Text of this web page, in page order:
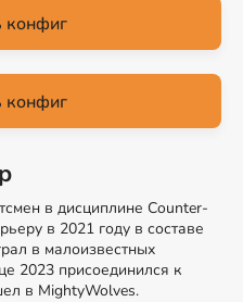
конфиг
конфиг
в дисциплине Counter-
в 2021 году в составе
в малоизвестных
2023 присоединился к
в MightyWolves.